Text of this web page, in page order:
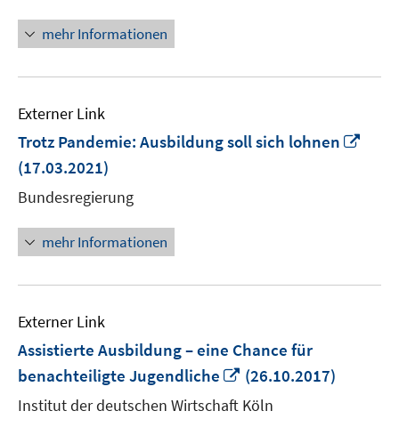
mehr Informationen
Externer Link
Trotz Pandemie: Ausbildung soll sich lohnen
(17.03.2021)
Bundesregierung
mehr Informationen
Externer Link
Assistierte Ausbildung – eine Chance für
benachteiligte Jugendliche
In
neuem
Fenster
(26.10.2017)
Institut der deutschen Wirtschaft Köln